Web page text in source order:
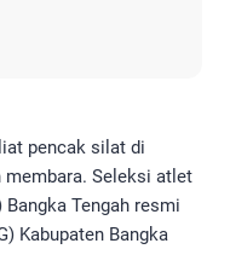
pencak silat di
membara. Seleksi atlet
Bangka Tengah resmi
Kabupaten Bangka